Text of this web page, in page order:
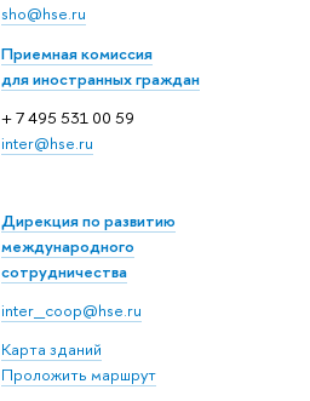
sho@hse.ru
Приемная комиссия
для иностранных граждан
+ 7 495 531 00 59
inter@hse.ru
Дирекция по развитию
международного
сотрудничества
inter_coop@hse.ru
Карта зданий
Проложить маршрут